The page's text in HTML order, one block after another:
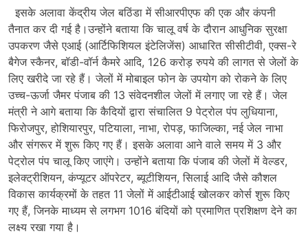
इसके अलावा केंद्रीय जेल बठिंडा में सीआरपीएफ की एक और कंपनी
तैनात कर दी गई है।उन्होंने बताया कि चालू वर्ष के दौरान आधुनिक सुरक्षा
उपकरण जैसे एआई (आर्टिफिशियल इंटेलिजेंस) आधारित सीसीटीवी, एक्स-रे
बैगेज स्कैनर, बॉडी-वॉर्न कैमरे आदि, 126 करोड़ रुपये की लागत से जेलों के
लिए खरीदे जा रहे हैं। जेलों में मोबाइल फोन के उपयोग को रोकने के लिए
उच्च-ऊर्जा जैमर पंजाब की 13 संवेदनशील जेलों में लगाए जा रहे हैं। जेल
मंत्री ने आगे बताया कि कैदियों द्वारा संचालित 9 पेट्रोल पंप लुधियाना,
फिरोजपुर, होशियारपुर, पटियाला, नाभा, रोपड़, फाजिल्का, नई जेल नाभा
और संगरूर में शुरू किए गए हैं। इसके अलावा आने वाले समय में 3 और
पेट्रोल पंप चालू किए जाएंगे। उन्होंने बताया कि पंजाब की जेलों में वेल्डर,
इलेक्ट्रीशियन, कंप्यूटर ऑपरेटर, ब्यूटीशियन, सिलाई आदि जैसे कौशल
विकास कार्यक्रमों के तहत 11 जेलों में आईटीआई खोलकर कोर्स शुरू किए
गए हैं, जिनके माध्यम से लगभग 1016 बंदियों को प्रमाणित प्रशिक्षण देने का
लक्ष्य रखा गया है।